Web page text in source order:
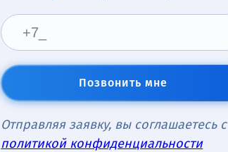
Позвонить мне
Отправляя заявку, вы соглашаетесь с
политикой конфиденциальности